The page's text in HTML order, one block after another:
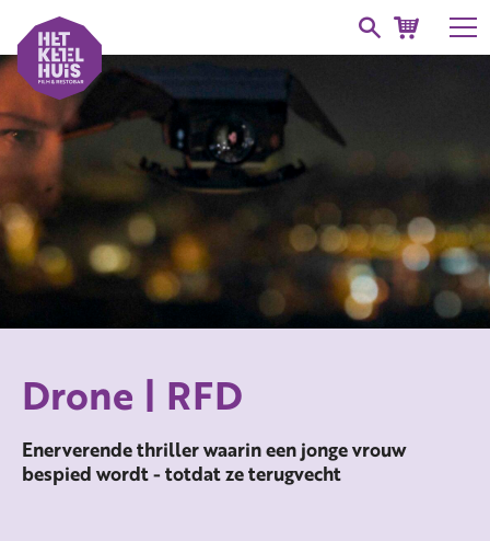
Drone | RFD
Enerverende thriller waarin een jonge vrouw
bespied wordt - totdat ze terugvecht